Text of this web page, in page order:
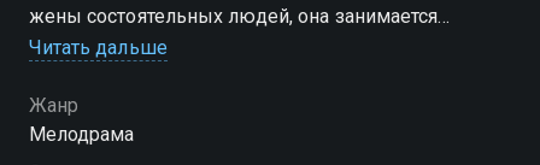
жены состоятельных людей, она занимается
благотворительностью: руководит фондом, который
считает свою семью идеальной — у них и любовь, и
доверие, и взаимопонимание. Но судьба
Читать дальше
Жанр
Мелодрама